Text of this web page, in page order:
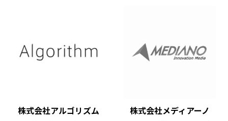
株式会社アルゴリズム
株式会社メディアーノ